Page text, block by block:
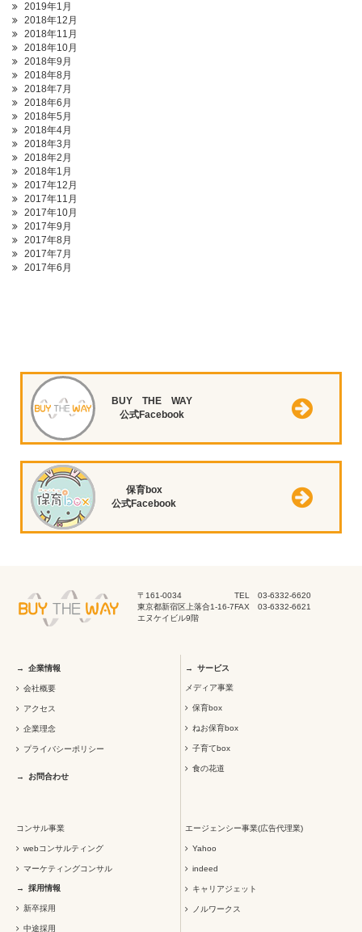
2019年1月
2018年12月
2018年11月
2018年10月
2018年9月
2018年8月
2018年7月
2018年6月
2018年5月
2018年4月
2018年3月
2018年2月
2018年1月
2017年12月
2017年11月
2017年10月
2017年9月
2017年8月
2017年7月
2017年6月
BUY THE WAY
公式Facebook
保育box
公式Facebook
〒161-0034
東京都新宿区上落合1-16-7
エヌケイビル9階
TEL 03-6332-6620
FAX 03-6332-6621
企業情報
会社概要
アクセス
企業理念
プライバシーポリシー
お問合わせ
サービス
メディア事業
保育box
ねお保育box
子育てbox
食の花道
コンサル事業
webコンサルティング
マーケティングコンサル
エージェンシー事業(広告代理業)
Yahoo
indeed
キャリアジェット
ノルワークス
採用情報
新卒採用
中途採用